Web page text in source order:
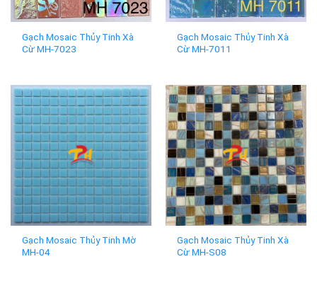
Gạch Mosaic Thủy Tinh Xà
Cừ MH-7023
Gạch Mosaic Thủy Tinh Xà
Cừ MH-7011
Gạch Mosaic Thủy Tinh Mờ
MH-04
Gạch Mosaic Thủy Tinh Xà
Cừ MH-S08